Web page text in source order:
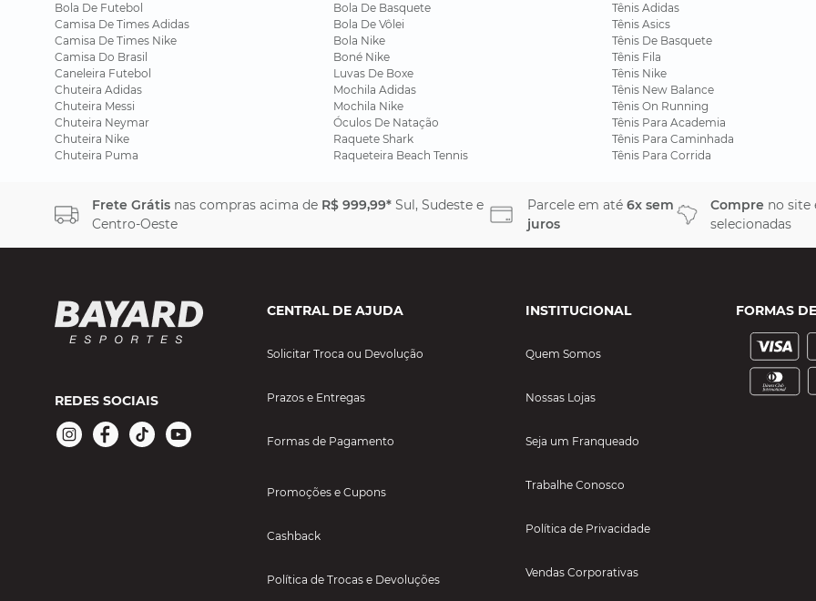
Bola De Futebol
Camisa De Times Adidas
Camisa De Times Nike
Camisa Do Brasil
Caneleira Futebol
Chuteira Adidas
Chuteira Messi
Chuteira Neymar
Chuteira Nike
Chuteira Puma
Bola De Basquete
Bola De Vôlei
Bola Nike
Boné Nike
Luvas De Boxe
Mochila Adidas
Mochila Nike
Óculos De Natação
Raquete Shark
Raqueteira Beach Tennis
Tênis Adidas
Tênis Asics
Tênis De Basquete
Tênis Fila
Tênis Nike
Tênis New Balance
Tênis On Running
Tênis Para Academia
Tênis Para Caminhada
Tênis Para Corrida
Frete Grátis nas compras acima de R$ 999,99* Sul, Sudeste e
Centro-Oeste
Parcele em até 6x sem
juros
Compre no site
selecionadas
REDES SOCIAIS
CENTRAL DE AJUDA
Solicitar Troca ou Devolução
Prazos e Entregas
Formas de Pagamento
Promoções e Cupons
Cashback
Política de Trocas e Devoluções
INSTITUCIONAL
Quem Somos
Nossas Lojas
Seja um Franqueado
Trabalhe Conosco
Política de Privacidade
Vendas Corporativas
FORMAS